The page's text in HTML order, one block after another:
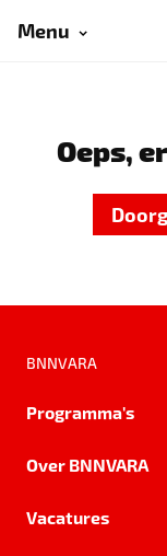
Menu
Oeps,
BNNVARA
Programma's
Over BNNVARA
Vacatures